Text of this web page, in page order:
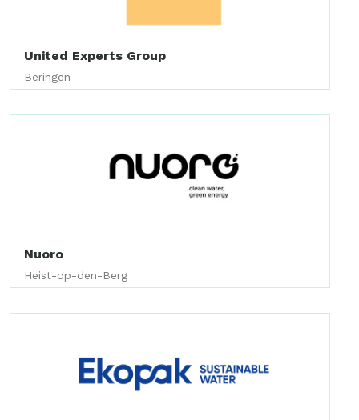
United Experts Group
Beringen
Nuoro
Heist-op-den-Berg